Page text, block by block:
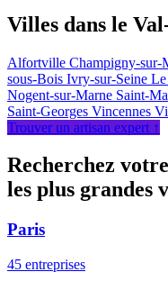
Villes dans le
Alfortville Champigny-sur-
sous-Bois Ivry-sur-Seine Le
Nogent-sur-Marne Saint-
Saint-Georges Vincennes
Trouver un artisan expert ↑
Recherchez
les plus grandes
Paris
45 entreprises